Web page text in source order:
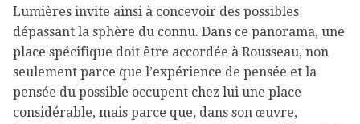
Lumières invite ainsi à concevoir des possibles
dépassant la sphère du connu. Dans ce panorama, une
place spécifique doit être accordée à Rousseau, non
seulement parce que l’expérience de pensée et la
pensée du possible occupent chez lui une place
considérable, mais parce que, dans son œuvre,